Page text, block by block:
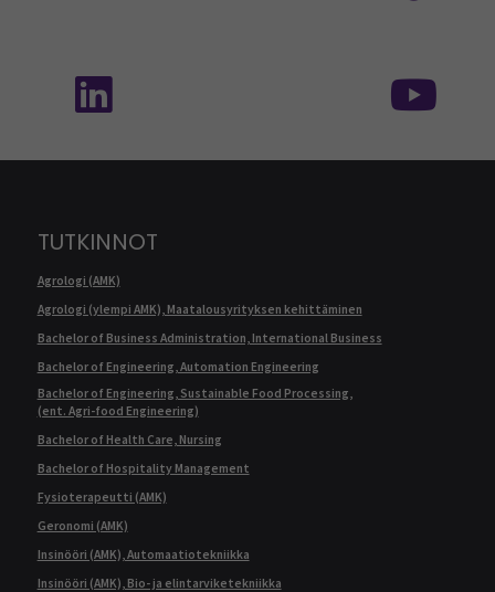
TUTKINNOT
Agrologi (AMK)
Agrologi (ylempi AMK), Maatalousyrityksen kehittäminen
Bachelor of Business Administration, International Business
Bachelor of Engineering, Automation Engineering
Bachelor of Engineering, Sustainable Food Processing,
(ent. Agri-food Engineering)
Bachelor of Health Care, Nursing
Bachelor of Hospitality Management
Fysioterapeutti (AMK)
Geronomi (AMK)
Insinööri (AMK), Automaatiotekniikka
Insinööri (AMK), Bio- ja elintarviketekniikka